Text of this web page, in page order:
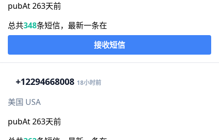
pubAt 263天前
总共348条短信，最新一条在
接收短信
+12294668008 18小时前
美国 USA
pubAt 263天前